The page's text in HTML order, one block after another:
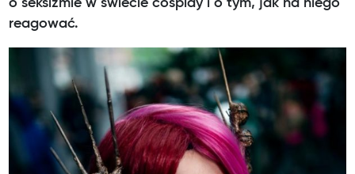
o seksizmie w świecie cosplay i o tym, jak na niego
reagować.